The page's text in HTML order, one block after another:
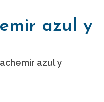
azul y
azul y